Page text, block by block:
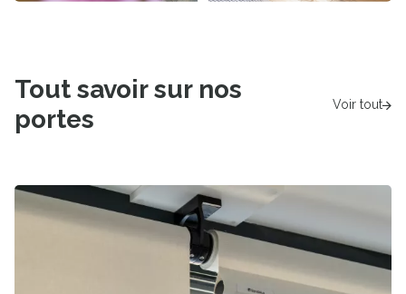
Tout savoir sur nos
portes
Voir tout